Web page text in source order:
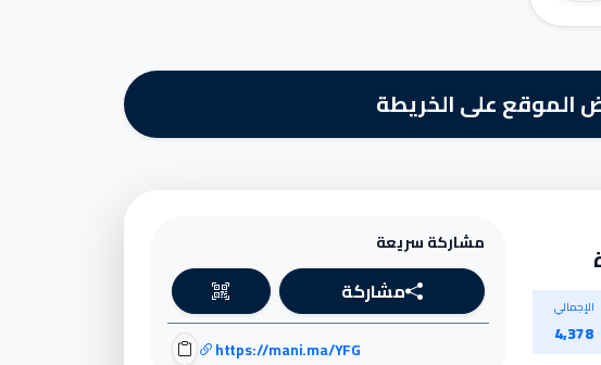
الموقع على الخريطة
الإجمالي
4,378
مشاركة سريعة
مشاركة
https://mani.ma/YFG